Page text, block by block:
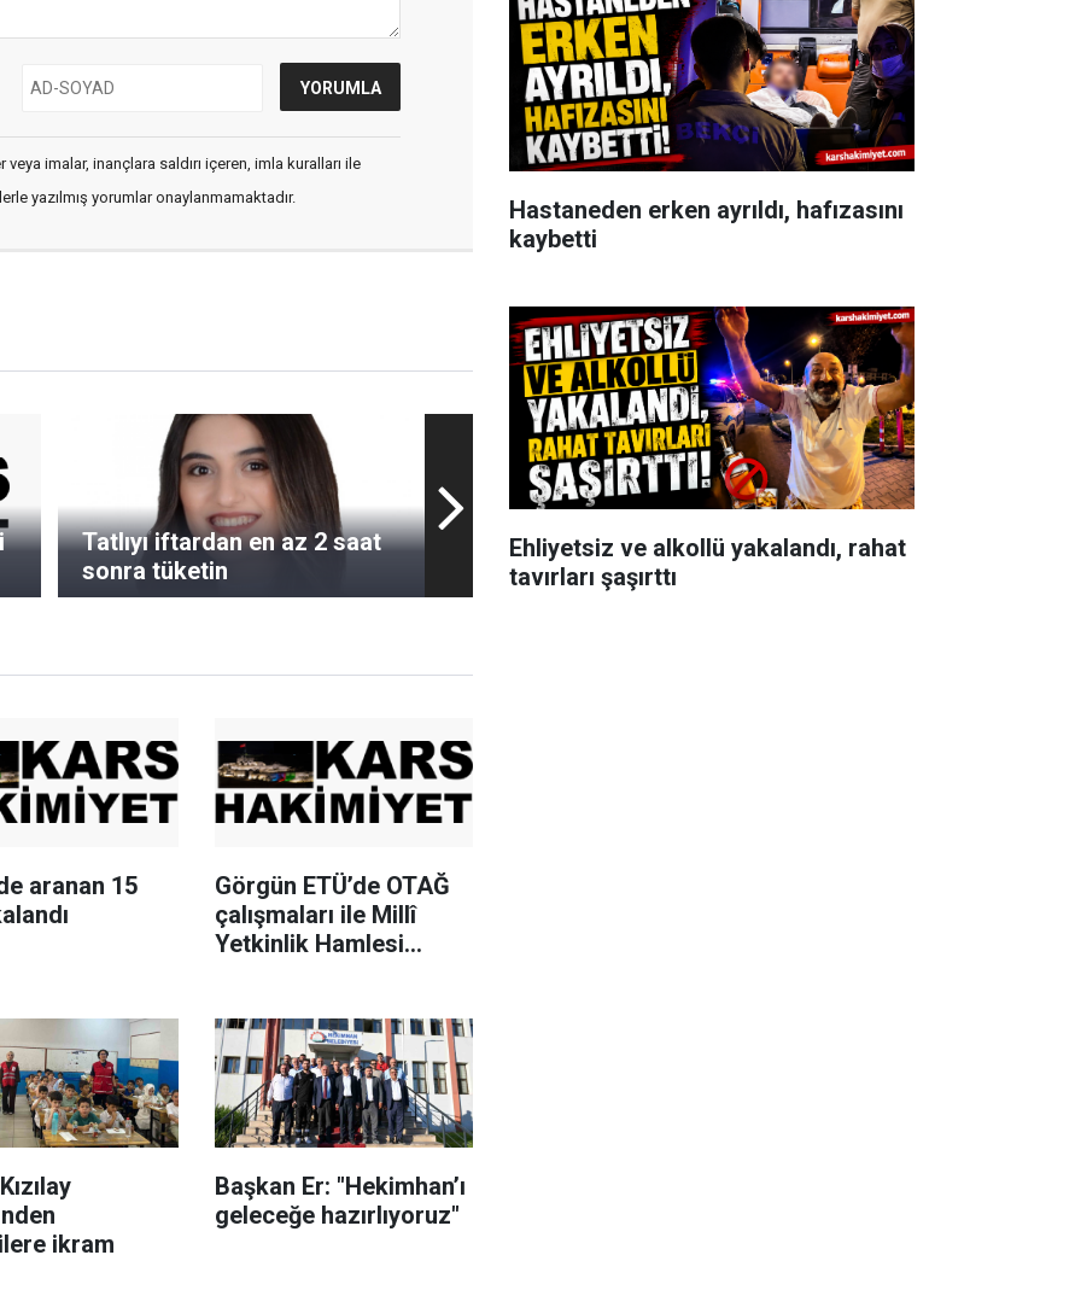
imalar, inançlara saldırı içeren, imla kuralları ile
yazılmış yorumlar onaylanmamaktadır.
Tatlıyı iftardan en az 2 saat
sonra tüketin
aranan 15
Görgün ETÜ’de OTAĞ
çalışmaları ile Millî
Yetkinlik Hamlesi
ikram
Başkan Er: "Hekimhan’ı
geleceğe hazırlıyoruz"
Hastaneden erken ayrıldı, hafızasını
kaybetti
Ehliyetsiz ve alkollü yakalandı, rahat
tavırları şaşırttı